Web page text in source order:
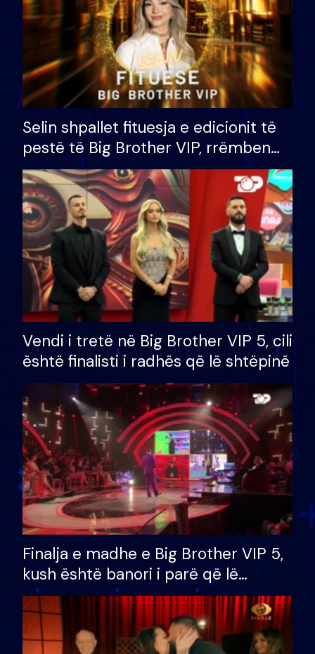
Selin shpallet fituesja e edicionit të
pestë të Big Brother VIP, rrëmben
çmimin e madh prej 100 mijë eurosh
Vendi i tretë në Big Brother VIP 5, cili
është finalisti i radhës që lë shtëpinë
Finalja e madhe e Big Brother VIP 5,
kush është banori i parë që lë
shtëpinë dhe humb mundësinë për
të fituar çmimin e madh